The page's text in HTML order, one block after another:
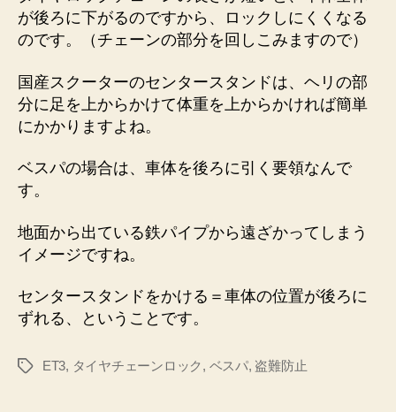
が後ろに下がるのですから、ロックしにくくなる
のです。（チェーンの部分を回しこみますので）
国産スクーターのセンタースタンドは、ヘリの部
分に足を上からかけて体重を上からかければ簡単
にかかりますよね。
ベスパの場合は、車体を後ろに引く要領なんで
す。
地面から出ている鉄パイプから遠ざかってしまう
イメージですね。
センタースタンドをかける＝車体の位置が後ろに
ずれる、ということです。
タ
ET3, タイヤチェーンロック , ベスパ, 盗難防止